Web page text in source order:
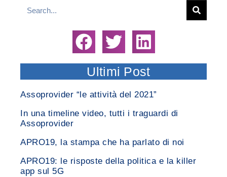
Ultimi Post
Assoprovider “le attività del 2021”
In una timeline video, tutti i traguardi di
Assoprovider
APRO19, la stampa che ha parlato di noi
APRO19: le risposte della politica e la killer
app sul 5G